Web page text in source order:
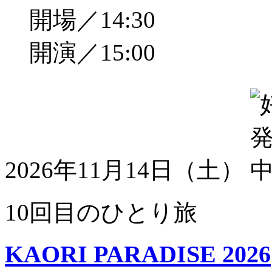
開場／14:30
開演／15:00
2026年11月14日（土）
10回目のひとり旅
KAORI PARADISE 2026